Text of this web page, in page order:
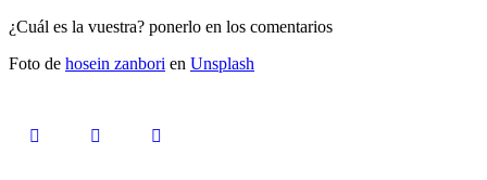
¿Cuál es la vuestra? ponerlo en los comentarios
Foto de hosein zanbori en Unsplash